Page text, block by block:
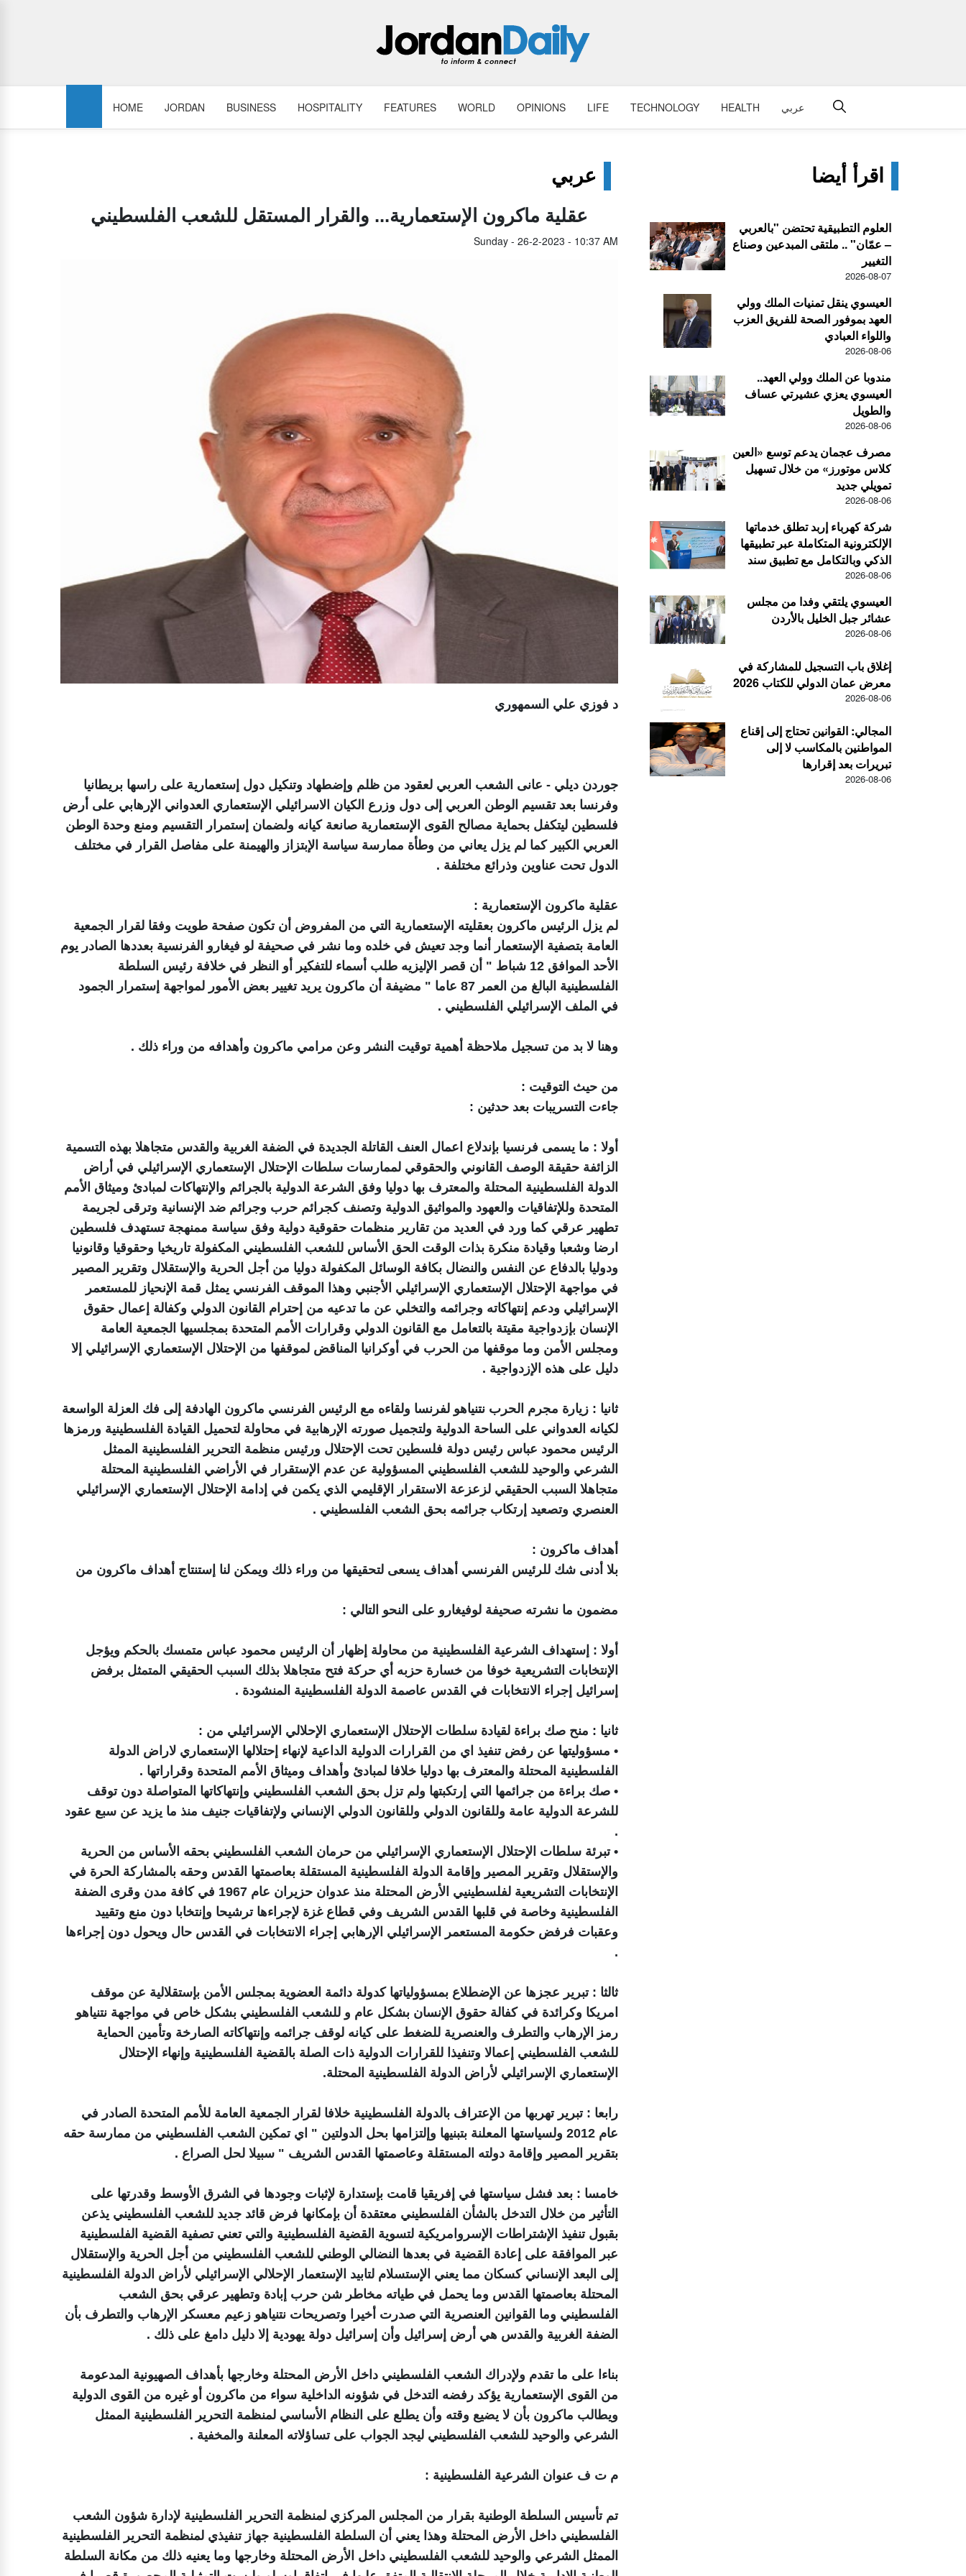
HOME JORDAN BUSINESS HOSPITALITY FEATURES WORLD OPINIONS LIFE TECHNOLOGY HEALTH عربي
عربي
عقلية ماكرون الإستعمارية... والقرار المستقل للشعب الفلسطيني
Sunday - 26-2-2023 - 10:37 AM
د فوزي علي السمهوري
جوردن ديلي - عانى الشعب العربي لعقود من ظلم وإضطهاد وتنكيل دول إستعمارية على راسها بريطانيا
وفرنسا بعد تقسيم الوطن العربي إلى دول وزرع الكيان الاسرائيلي الإستعماري العدواني الإرهابي على أرض
فلسطين ليتكفل بحماية مصالح القوى الإستعمارية صانعة كيانه ولضمان إستمرار التقسيم ومنع وحدة الوطن
العربي الكبير كما لم يزل يعاني من وطأة ممارسة سياسة الإبتزاز والهيمنة على مفاصل القرار في مختلف
الدول تحت عناوين وذرائع مختلفة .
عقلية ماكرون الإستعمارية :
لم يزل الرئيس ماكرون بعقليته الإستعمارية التي من المفروض أن تكون صفحة طويت وفقا لقرار الجمعية
العامة بتصفية الإستعمار أنما وجد تعيش في خلده وما نشر في صحيفة لو فيغارو الفرنسية بعددها الصادر يوم
الأحد الموافق 12 شباط " أن قصر الإليزيه طلب أسماء للتفكير أو النظر في خلافة رئيس السلطة
الفلسطينية البالغ من العمر 87 عاما " مضيفة أن ماكرون يريد تغيير بعض الأمور لمواجهة إستمرار الجمود
في الملف الإسرائيلي الفلسطيني .
وهنا لا بد من تسجيل ملاحظة أهمية توقيت النشر وعن مرامي ماكرون وأهدافه من وراء ذلك .
من حيث التوقيت :
جاءت التسريبات بعد حدثين :
أولا : ما يسمى فرنسيا بإندلاع اعمال العنف القاتلة الجديدة في الضفة الغربية والقدس متجاهلا بهذه التسمية
الزائفة حقيقة الوصف القانوني والحقوقي لممارسات سلطات الإحتلال الإستعماري الإسرائيلي في أراض
الدولة الفلسطينية المحتلة والمعترف بها دوليا وفق الشرعة الدولية بالجرائم والإنتهاكات لمبادئ وميثاق الأمم
المتحدة وللإتفاقيات والعهود والمواثيق الدولية وتصنف كجرائم حرب وجرائم ضد الإنسانية وترقى لجريمة
تطهير عرقي كما ورد في العديد من تقارير منظمات حقوقية دولية وفق سياسة ممنهجة تستهدف فلسطين
ارضا وشعبا وقيادة منكرة بذات الوقت الحق الأساس للشعب الفلسطيني المكفولة تاريخيا وحقوقيا وقانونيا
ودوليا بالدفاع عن النفس والنضال بكافة الوسائل المكفولة دوليا من أجل الحرية والإستقلال وتقرير المصير
في مواجهة الإحتلال الإستعماري الإسرائيلي الأجنبي وهذا الموقف الفرنسي يمثل قمة الإنحياز للمستعمر
الإسرائيلي ودعم إنتهاكاته وجرائمه والتخلي عن ما تدعيه من إحترام القانون الدولي وكفالة إعمال حقوق
الإنسان بإزدواجية مقيتة بالتعامل مع القانون الدولي وقرارات الأمم المتحدة بمجلسيها الجمعية العامة
ومجلس الأمن وما موقفها من الحرب في أوكرانيا المناقض لموقفها من الإحتلال الإستعماري الإسرائيلي إلا
دليل على هذه الإزدواجية .
ثانيا : زيارة مجرم الحرب نتنياهو لفرنسا ولقاءه مع الرئيس الفرنسي ماكرون الهادفة إلى فك العزلة الواسعة
لكيانه العدواني على الساحة الدولية ولتجميل صورته الإرهابية في محاولة لتحميل القيادة الفلسطينية ورمزها
الرئيس محمود عباس رئيس دولة فلسطين تحت الإحتلال ورئيس منظمة التحرير الفلسطينية الممثل
الشرعي والوحيد للشعب الفلسطيني المسؤولية عن عدم الإستقرار في الأراضي الفلسطينية المحتلة
متجاهلا السبب الحقيقي لزعزعة الاستقرار الإقليمي الذي يكمن في إدامة الإحتلال الإستعماري الإسرائيلي
العنصري وتصعيد إرتكاب جرائمه بحق الشعب الفلسطيني .
أهداف ماكرون :
بلا أدنى شك للرئيس الفرنسي أهداف يسعى لتحقيقها من وراء ذلك ويمكن لنا إستنتاج أهداف ماكرون من
مضمون ما نشرته صحيفة لوفيغارو على النحو التالي :
أولا : إستهداف الشرعية الفلسطينية من محاولة إظهار أن الرئيس محمود عباس متمسك بالحكم ويؤجل
الإنتخابات التشريعية خوفا من خسارة حزبه أي حركة فتح متجاهلا بذلك السبب الحقيقي المتمثل برفض
إسرائيل إجراء الانتخابات في القدس عاصمة الدولة الفلسطينية المنشودة .
ثانيا : منح صك براءة لقيادة سلطات الإحتلال الإستعماري الإحلالي الإسرائيلي من :
• مسؤوليتها عن رفض تنفيذ اي من القرارات الدولية الداعية لإنهاء إحتلالها الإستعماري لاراض الدولة
الفلسطينية المحتلة والمعترف بها دوليا خلافا لمبادئ وأهداف وميثاق الأمم المتحدة وقراراتها .
• صك براءة من جرائمها التي إرتكبتها ولم تزل بحق الشعب الفلسطيني وإنتهاكاتها المتواصلة دون توقف
للشرعة الدولية عامة وللقانون الدولي وللقانون الدولي الإنساني ولإتفاقيات جنيف منذ ما يزيد عن سبع عقود
.
• تبرئة سلطات الإحتلال الإستعماري الإسرائيلي من حرمان الشعب الفلسطيني بحقه الأساس من الحرية
والإستقلال وتقرير المصير وإقامة الدولة الفلسطينية المستقلة بعاصمتها القدس وحقه بالمشاركة الحرة في
الإنتخابات التشريعية لفلسطينيي الأرض المحتلة منذ عدوان حزيران عام 1967 في كافة مدن وقرى الضفة
الفلسطينية وخاصة في قلبها القدس الشريف وفي قطاع غزة لإجراءها ترشيحا وإنتخابا دون منع وتقييد
وعقبات فرفض حكومة المستعمر الإسرائيلي الإرهابي إجراء الانتخابات في القدس حال ويحول دون إجراءها
.
ثالثا : تبرير عجزها عن الإضطلاع بمسؤولياتها كدولة دائمة العضوية بمجلس الأمن بإستقلالية عن موقف
امريكا وكرائدة في كفالة حقوق الإنسان بشكل عام و للشعب الفلسطيني بشكل خاص في مواجهة نتنياهو
رمز الإرهاب والتطرف والعنصرية للضغط على كيانه لوقف جرائمه وإنتهاكاته الصارخة وتأمين الحماية
للشعب الفلسطيني إعمالا وتنفيذا للقرارات الدولية ذات الصلة بالقضية الفلسطينية وإنهاء الإحتلال
الإستعماري الإسرائيلي لأراض الدولة الفلسطينية المحتلة.
رابعا : تبرير تهربها من الإعتراف بالدولة الفلسطينية خلافا لقرار الجمعية العامة للأمم المتحدة الصادر في
عام 2012 ولسياستها المعلنة بتبنيها وإلتزامها بحل الدولتين " اي تمكين الشعب الفلسطيني من ممارسة حقه
بتقرير المصير وإقامة دولته المستقلة وعاصمتها القدس الشريف " سبيلا لحل الصراع .
خامسا : بعد فشل سياستها في إفريقيا قامت بإستدارة لإثبات وجودها في الشرق الأوسط وقدرتها على
التأثير من خلال التدخل بالشأن الفلسطيني معتقدة أن بإمكانها فرض قائد جديد للشعب الفلسطيني يذعن
بقبول تنفيذ الإشتراطات الإسروامريكية لتسوية القضية الفلسطينية والتي تعني تصفية القضية الفلسطينية
عبر الموافقة على إعادة القضية في بعدها النضالي الوطني للشعب الفلسطيني من أجل الحرية والإستقلال
إلى البعد الإنساني كسكان مما يعني الإستسلام لتابيد الإستعمار الإحلالي الإسرائيلي لأراض الدولة الفلسطينية
المحتلة بعاصمتها القدس وما يحمل في طياته مخاطر شن حرب إبادة وتطهير عرقي بحق الشعب
الفلسطيني وما القوانين العنصرية التي صدرت أخيرا وتصريحات نتنياهو زعيم معسكر الإرهاب والتطرف بأن
الضفة الغربية والقدس هي أرض إسرائيل وأن إسرائيل دولة يهودية إلا دليل دامغ على ذلك .
بناءا على ما تقدم ولإدراك الشعب الفلسطيني داخل الأرض المحتلة وخارجها بأهداف الصهيونية المدعومة
من القوى الإستعمارية يؤكد رفضه التدخل في شؤونه الداخلية سواء من ماكرون أو غيره من القوى الدولية
ويطالب ماكرون بأن لا يضيع وقته وأن يطلع على النظام الأساسي لمنظمة التحرير الفلسطينية الممثل
الشرعي والوحيد للشعب الفلسطيني ليجد الجواب على تساؤلاته المعلنة والمخفية .
م ت ف عنوان الشرعية الفلسطينية :
تم تأسيس السلطة الوطنية بقرار من المجلس المركزي لمنظمة التحرير الفلسطينية لإدارة شؤون الشعب
الفلسطيني داخل الأرض المحتلة وهذا يعني أن السلطة الفلسطينية جهاز تنفيذي لمنظمة التحرير الفلسطينية
الممثل الشرعي والوحيد للشعب الفلسطيني داخل الأرض المحتلة وخارجها وما يعنيه ذلك من مكانة السلطة
اقرأ أيضا
العلوم التطبيقية تحتضن "بالعربي
– عمّان" .. ملتقى المبدعين وصناع
التغيير
2026-08-07
العيسوي ينقل تمنيات الملك وولي
العهد بموفور الصحة للفريق العزب
واللواء العبادي
2026-08-06
مندوبا عن الملك وولي العهد..
العيسوي يعزي عشيرتي عساف
والطويل
2026-08-06
مصرف عجمان يدعم توسع «العين
كلاس موتورز» من خلال تسهيل
تمويلي جديد
2026-08-06
شركة كهرباء إربد تطلق خدماتها
الإلكترونية المتكاملة عبر تطبيقها
الذكي وبالتكامل مع تطبيق سند
2026-08-06
العيسوي يلتقي وفدا من مجلس
عشائر جبل الخليل بالأردن
2026-08-06
إغلاق باب التسجيل للمشاركة في
معرض عمان الدولي للكتاب 2026
2026-08-06
المجالي: القوانين تحتاج إلى إقناع
المواطنين بالمكاسب لا إلى
تبريرات بعد إقرارها
2026-08-06